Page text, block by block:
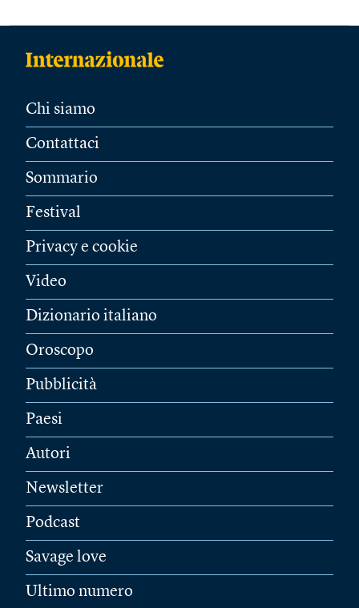
Chi siamo
Contattaci
Sommario
Festival
Privacy e cookie
Video
Dizionario italiano
Oroscopo
Pubblicità
Paesi
Autori
Newsletter
Podcast
Savage love
Ultimo numero